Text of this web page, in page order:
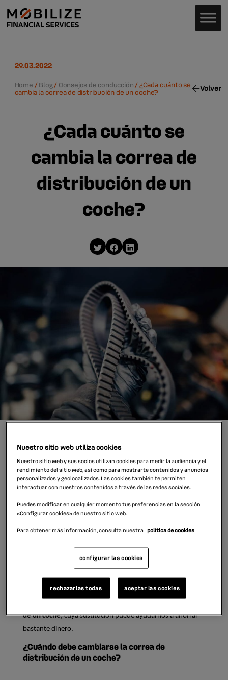
29.03.2022
Home /Blog/ Consejos de conducción /¿Cada cuánto se
cambia la correa de distribución de un coche?
Volver
¿Cada cuánto se
cambia la correa de
distribución de un
coche?
La correa de distribución de un coche es uno de los
elementos mecánicos que mayor coste supone en una
avería. Su sustitución temprana puede ayudarnos a
ahorrar bastante.
mecánica de los vehículos
obedece ciegamente a la
La sustitución de una pieza cuando todavía no está rota
suele ser mucho más económica que solucionar la avería y
de un coche, cuya sustitución puede ayudarnos a ahorrar
bastante dinero.
¿Cuándo debe cambiarse la correa de
distribución de un coche?
Nuestro sitio web utiliza cookies
Nuestro sitio web y sus socios utilizan cookies para medir la audiencia y el
rendimiento del sitio web, así como para mostrarte contenidos y anuncios
personalizados y geolocalizados. Las cookies también te permiten
interactuar con nuestros contenidos a través de las redes sociales.
Puedes modificar en cualquier momento tus preferencias en la sección
«Configurar cookies» de nuestro sitio web.
Para obtener más información, consulta nuestra política de cookies
configurar las cookies
rechazarlas todas aceptar las cookies